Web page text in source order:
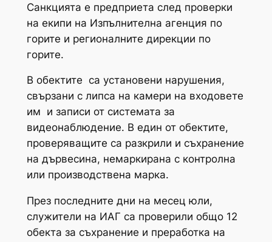
Санкцията е предприета след проверки
на екипи на Изпълнителна агенция по
горите и регионалните дирекции по
горите.
В обектите са установени нарушения,
свързани с липса на камери на входовете
им и записи от системата за
видеонаблюдение. В един от обектите,
проверяващите са разкрили и съхранение
на дървесина, немаркирана с контролна
или производствена марка.
През последните дни на месец юли,
служители на ИАГ са проверили общо 12
обекта за съхранение и преработка на